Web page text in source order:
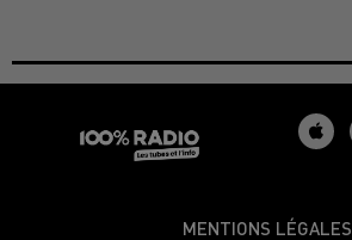
MENTIONS LÉGALES